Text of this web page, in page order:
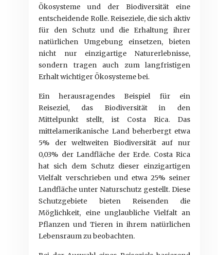
Ökosysteme und der Biodiversität eine
entscheidende Rolle. Reiseziele, die sich aktiv
für den Schutz und die Erhaltung ihrer
natürlichen Umgebung einsetzen, bieten
nicht nur einzigartige Naturerlebnisse,
sondern tragen auch zum langfristigen
Erhalt wichtiger Ökosysteme bei.
Ein herausragendes Beispiel für ein
Reiseziel, das Biodiversität in den
Mittelpunkt stellt, ist Costa Rica. Das
mittelamerikanische Land beherbergt etwa
5% der weltweiten Biodiversität auf nur
0,03% der Landfläche der Erde. Costa Rica
hat sich dem Schutz dieser einzigartigen
Vielfalt verschrieben und etwa 25% seiner
Landfläche unter Naturschutz gestellt. Diese
Schutzgebiete bieten Reisenden die
Möglichkeit, eine unglaubliche Vielfalt an
Pflanzen und Tieren in ihrem natürlichen
Lebensraum zu beobachten.